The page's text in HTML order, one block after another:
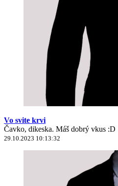
Vo svite krvi
Čavko, dikeska. Máš dobrý vkus :D
29.10.2023 10:13:32